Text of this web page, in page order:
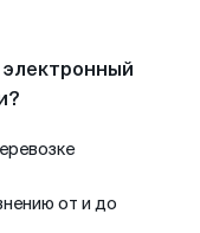
от и до